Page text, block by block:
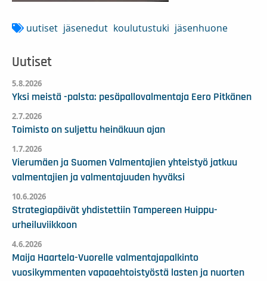
uutiset jäsenedut koulutustuki jäsenhuone
Uutiset
5.8.2026
Yksi meistä -palsta: pesäpallovalmentaja Eero Pitkänen
2.7.2026
Toimisto on suljettu heinäkuun ajan
1.7.2026
Vierumäen ja Suomen Valmentajien yhteistyö jatkuu
valmentajien ja valmentajuuden hyväksi
10.6.2026
Strategiapäivät yhdistettiin Tampereen Huippu-
urheiluviikkoon
4.6.2026
Maija Haartela-Vuorelle valmentajapalkinto
vuosikymmenten vapaaehtoistyöstä lasten ja nuorten